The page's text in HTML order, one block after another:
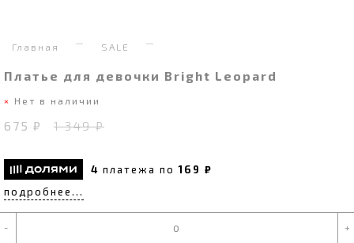
Главная SALE
Платье для девочки Bright Leopard
Нет в наличии
675 ₽ 1 349 ₽
4 платежа по169 ₽
подробнее...
- +